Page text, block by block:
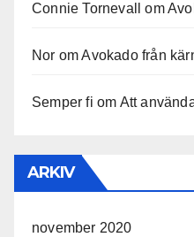
Connie Tornevall om
Nor omAvokado från
Semper fi om Att
ARKIV
november 2020